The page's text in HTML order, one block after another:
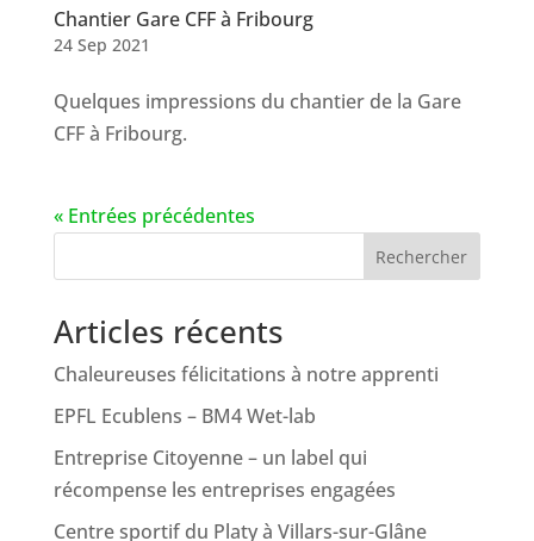
Chantier Gare CFF à Fribourg
24 Sep 2021
Quelques impressions du chantier de la Gare
CFF à Fribourg.
« Entrées précédentes
Rechercher
Articles récents
Chaleureuses félicitations à notre apprenti
EPFL Ecublens – BM4 Wet-lab
Entreprise Citoyenne – un label qui
récompense les entreprises engagées
Centre sportif du Platy à Villars-sur-Glâne